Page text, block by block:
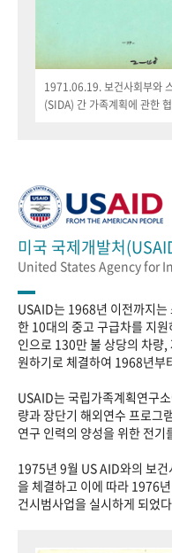
1971.06.19. 보건사회부와
(SIDA) 간 가족계획에 관한
미국 국제개발처
United States Agency for
USAID는 1968년 이전까지는
한 10대의 중고 구급차를 지
인으로 130만 불 상당의 차량
원하기로 체결하여 1968년부
USAID는 국립가족계획연구
량과 장단기 해외연수 프로그
연구 인력의 양성을 위한 전기
1975년 9월 US AID와의 보
을 체결하고 이에 따라 1976
건시범사업을 실시하게 되었다.